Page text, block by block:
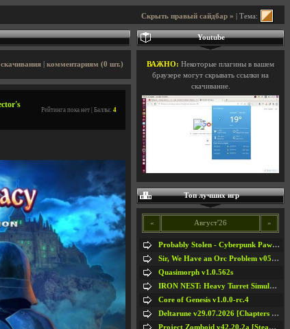
Скрыть правый сайдбар » | Тема:
комментариям (0 шт.)
Рейтинга пока нет | Баллы: 4
Youtube
ВАЖНО: Некоторые плагины в вашем
браузере могут скрывать ссылки на
скачивание.
Топ лучших игр
« Август'26 »
Probably Stolen - Cyberpunk Pawnshop Simulator v048c [Playtest]
Sir, We Have an Orc Problem v05.08.2026
Quasimorph v1.0.562s
IRON NEST: Heavy Turret Simulator v1.0a
Core of Genesis v1.0.0-rc.4
Deltarune v29.07.2026 [Chapters 1-5] / + RUS [Chapters 1-5]
Project Zomboid v42.20.2a [Steam Early Access]